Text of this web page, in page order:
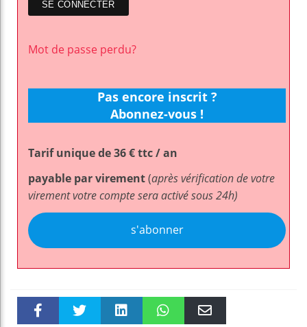
Mot de passe perdu?
Pas encore inscrit ?
Abonnez-vous !
Tarif unique de 36 € ttc / an
payable par virement(après vérification de votre
virement votre compte sera activé sous 24h)
s'abonner